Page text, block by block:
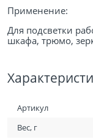
Применение:
Для подсветки
шкафа, трюмо,
Артикул
Вес, г